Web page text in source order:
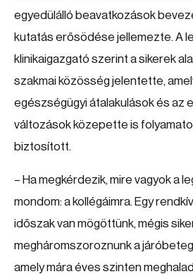
egyedülálló beavatkozások
kutatás erősödése jellemezte. A
klinikaigazgató szerint a sikerek
szakmai közösség jelentette,
egészségügyi átalakulások és az
változások közepette is
biztosított.
– Ha megkérdezik, mire vagyok a
mondom: a kollégáimra. Egy
időszak van mögöttünk, mégis
megháromszoroznunk a
amely mára éves szinten